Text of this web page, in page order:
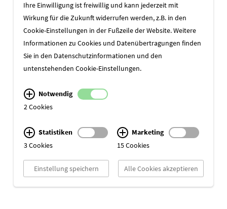
Ihre Einwilligung ist freiwillig und kann jederzeit mit
Wirkung für die Zukunft widerrufen werden, z.B. in den
Cookie-Einstellungen in der Fußzeile der Website. Weitere
Informationen zu Cookies und Datenübertragungen finden
Sie in den Datenschutzinformationen und den
untenstehenden Cookie-Einstellungen.
Notwendig
2 Cookies
Statistiken
3 Cookies
Marketing
15 Cookies
Einstellung speichern Alle Cookies akzeptieren